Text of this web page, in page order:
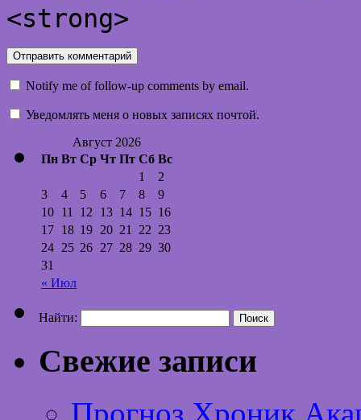
<strong>
Notify me of follow-up comments by email.
Уведомлять меня о новых записях почтой.
Август 2026
Пн Вт Ср Чт Пт Сб Вс
« Июл
1
2
3
4 5 6 7 8
9
10 11 12 13 14 15 16
17 18 19 20 21 22 23
24 25 26 27 28 29 30
31
Найти:
Свежие записи
Прогноз Хроник